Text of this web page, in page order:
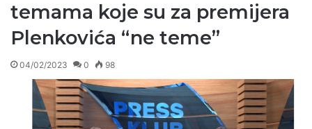
temama koje su za premijera
Plenkovića “ne teme”
04/02/2023 0 98